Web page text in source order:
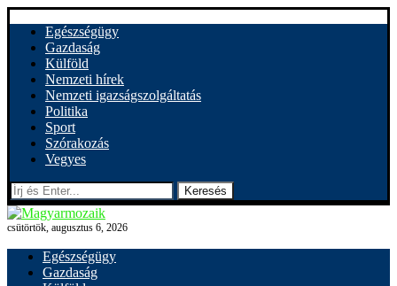
Egészségügy
Gazdaság
Külföld
Nemzeti hírek
Nemzeti igazságszolgáltatás
Politika
Sport
Szórakozás
Vegyes
Keresés
csütörtök, augusztus 6, 2026
Egészségügy
Gazdaság